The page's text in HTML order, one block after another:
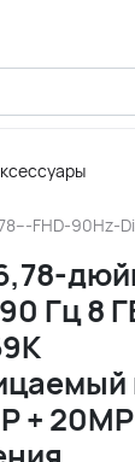
FHD-90Hz-
Гц 8
+